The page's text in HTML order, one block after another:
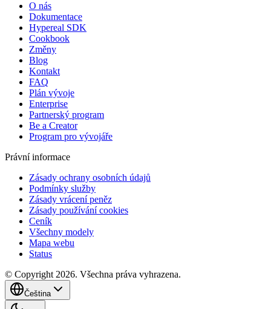
O nás
Dokumentace
Hypereal SDK
Cookbook
Změny
Blog
Kontakt
FAQ
Plán vývoje
Enterprise
Partnerský program
Be a Creator
Program pro vývojáře
Právní informace
Zásady ochrany osobních údajů
Podmínky služby
Zásady vrácení peněz
Zásady používání cookies
Ceník
Všechny modely
Mapa webu
Status
© Copyright 2026. Všechna práva vyhrazena.
Čeština